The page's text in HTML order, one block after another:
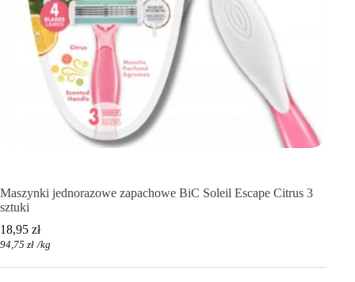
Maszynki jednorazowe zapachowe BiC Soleil Escape Citrus 3
sztuki
18,95 zł
94,75 zł /kg